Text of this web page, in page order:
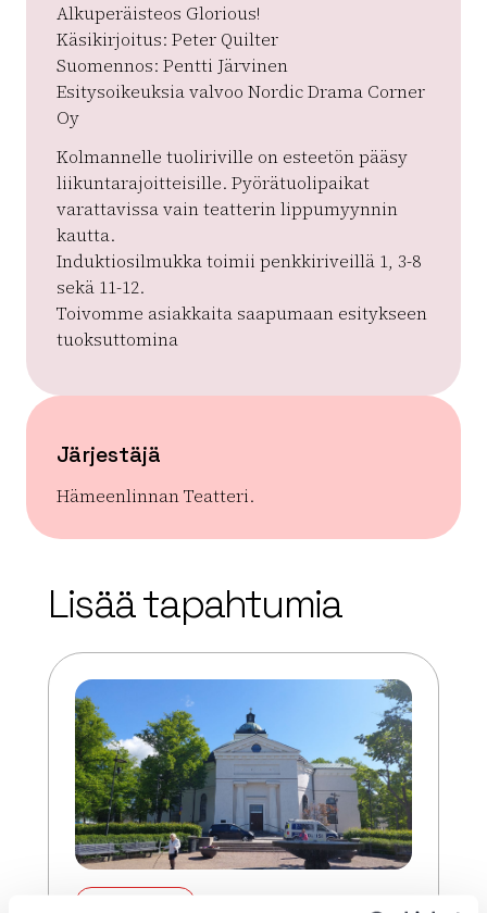
Alkuperäisteos Glorious!
Käsikirjoitus: Peter Quilter
Suomennos: Pentti Järvinen
Esitysoikeuksia valvoo Nordic Drama Corner
Oy
Kolmannelle tuoliriville on esteetön pääsy
liikuntarajoitteisille. Pyörätuolipaikat
varattavissa vain teatterin lippumyynnin
kautta.
Induktiosilmukka toimii penkkiriveillä 1, 3-8
sekä 11-12.
Toivomme asiakkaita saapumaan esitykseen
tuoksuttomina
Järjestäjä
Hämeenlinnan Teatteri.
OpenStreetMap
Lisää tapahtumia